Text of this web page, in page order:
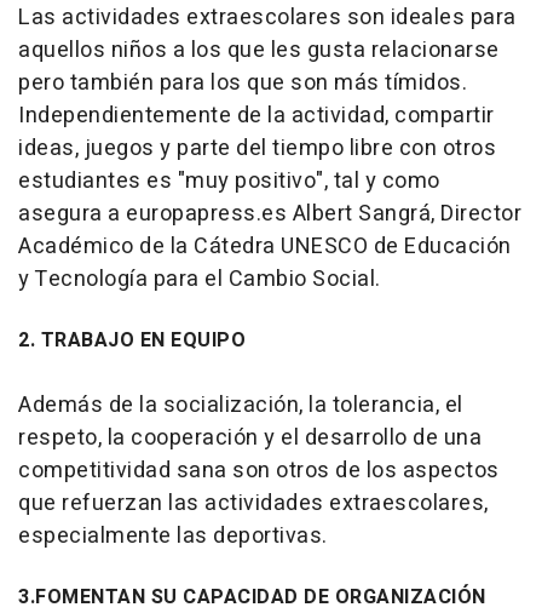
Las actividades extraescolares son ideales para
aquellos niños a los que les gusta relacionarse
pero también para los que son más tímidos.
Independientemente de la actividad, compartir
ideas, juegos y parte del tiempo libre con otros
estudiantes es "muy positivo", tal y como
asegura a europapress.es Albert Sangrá, Director
Académico de la Cátedra UNESCO de Educación
y Tecnología para el Cambio Social.
2. TRABAJO EN EQUIPO
Además de la socialización, la tolerancia, el
respeto, la cooperación y el desarrollo de una
competitividad sana son otros de los aspectos
que refuerzan las actividades extraescolares,
especialmente las deportivas.
3.FOMENTAN SU CAPACIDAD DE ORGANIZACIÓN